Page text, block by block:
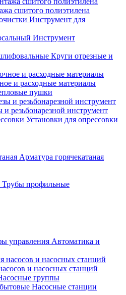
сшитого полиэтилена
Инструмент для
Инструмент
Круги отрезные и
и расходные материалы
пушки
резьбонарезной инструмент
Установки для опрессовки
Арматура горячекатаная
Трубы профильные
Автоматика и
и насосных станций
группы
Насосные станции